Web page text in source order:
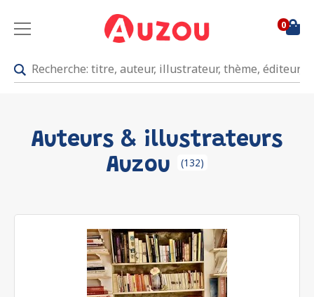
0
Auteurs & illustrateurs
Auzou
(132)